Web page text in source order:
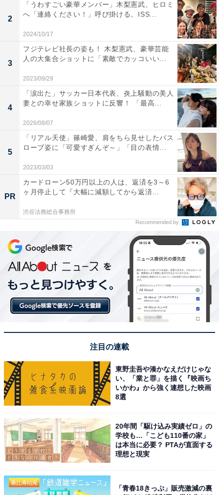
2
「うわすごい豪華メンバー」木梨憲武、ヒロミ
へ「連絡ください！」呼び掛ける。ISS...
2024/10/17
3
フジテレビ社長の姿も！ 木梨憲武、豪華芸能
人の大集合ショットに「素敵でカッコいい...
2023/09/29
4
「涙出た」サッカー日本代表、炎上騒動の美人
妻との幸せ家族ショットに反響！ 「最高...
2026/08/07
5
「リアル天使」篠崎愛、肩をちら見せしたバス
ローブ姿に「可愛すぎんぞ～」「目の表情...
2023/03/03
PR
カードローン50万円以上の人は、返済を3～6
ヶ月停止して『大幅に減額してから返済...
渋谷法務総合事務所
Recommended by
注目の連載
東野圭吾や湊かなえだけじゃな
い、「業と罪」を描く『映画ち
いかわ』から強く連想した映画
8選
20年間「駆け込み実績ゼロ」の
学校も…「こども110番の家」
は本当に必要？ PTAが直面する
理想と現実
「青春18きっぷ」販売激減の裏